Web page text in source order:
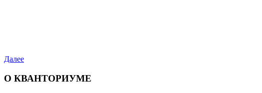
Далее
О КВАНТОРИУМЕ